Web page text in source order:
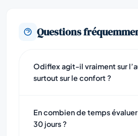
Questions
Odiflex agit-il vraiment sur
surtout sur le confort ?
En combien de temps
30 jours ?